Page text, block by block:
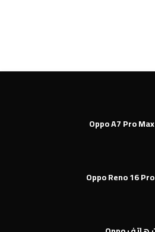
مواصفات هاتف Oppo A7 Pro Max
مواصفات هاتف Oppo Reno 16 Pro